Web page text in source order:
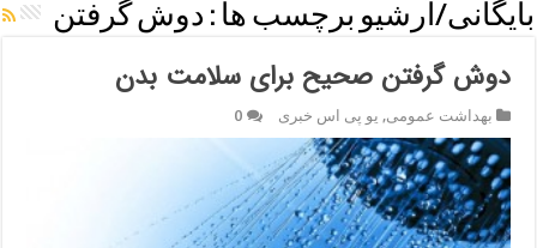
بایگانی/آرشیو برچسب ها : دوش گرفتن
دوش گرفتن صحیح برای سلامت بدن
بهداشت عمومی, یو پی اس خبری 0